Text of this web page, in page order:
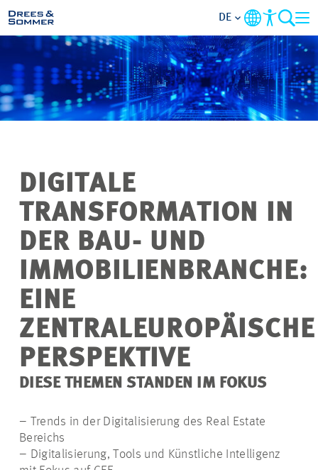
MARKETS
SERVICES
IM FOKUS
KARRIERE
PROJEKTE
DE
DIGITALE
TRANSFORMATION IN
DER BAU- UND
IMMOBILIENBRANCHE:
EINE
ZENTRALEUROPÄISCHE
PERSPEKTIVE
DIESE THEMEN STANDEN IM FOKUS
– Trends in der Digitalisierung des Real Estate
Bereichs
– Digitalisierung, Tools und Künstliche Intelligenz